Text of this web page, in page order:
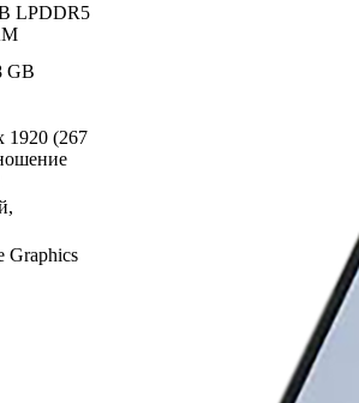
LPDDR5
GB
1920 (267
Graphics